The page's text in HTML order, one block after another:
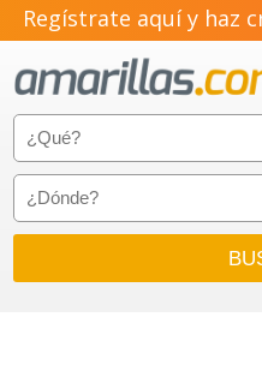
Regístrate aquí y haz